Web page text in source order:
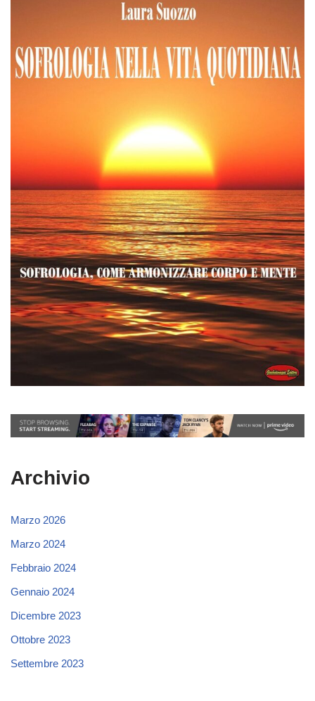
Archivio
Marzo 2026
Marzo 2024
Febbraio 2024
Gennaio 2024
Dicembre 2023
Ottobre 2023
Settembre 2023